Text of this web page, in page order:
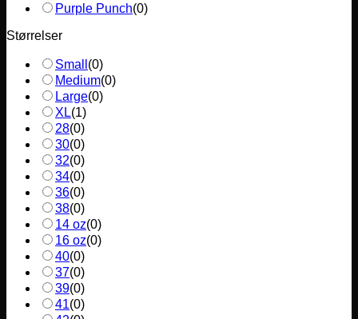
Purple Punch(0)
Størrelser
Small (0)
Medium(0)
Large(0)
XL(1)
28(0)
30(0)
32(0)
34(0)
36(0)
38(0)
14 oz(0)
16 oz(0)
40(0)
37(0)
39(0)
41(0)